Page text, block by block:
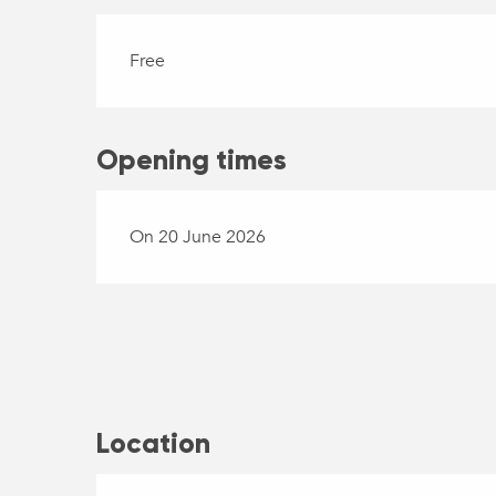
Free
Opening times
On 20 June 2026
Location